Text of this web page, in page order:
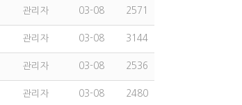
관리자 03-08 2571
관리자 03-08 3144
관리자 03-08 2536
관리자 03-08 2480